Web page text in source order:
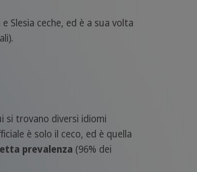
Slesia ceche, ed è a sua volta
si trovano diversi idiomi
è solo il ceco, ed è quella
prevalenza (96% dei